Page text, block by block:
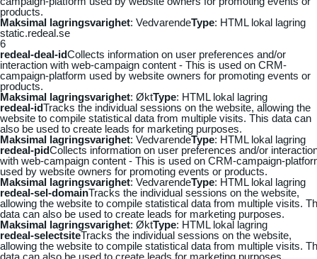
products.
Maksimal lagringsvarighet: VedvarendeType: HTML lokal lagring
static.redeal.se
6
redeal-deal-idCollects information on user preferences and/or
interaction with web-campaign content - This is used on CRM-
campaign-platform used by website owners for promoting events or
products.
Maksimal lagringsvarighet: ØktType: HTML lokal lagring
redeal-idTracks the individual sessions on the website, allowing the
website to compile statistical data from multiple visits. This data can
also be used to create leads for marketing purposes.
Maksimal lagringsvarighet: VedvarendeType: HTML lokal lagring
redeal-pidCollects information on user preferences and/or
with web-campaign content - This is used on CRM-campaign-
used by website owners for promoting events or products.
Maksimal lagringsvarighet: VedvarendeType: HTML lokal lagring
redeal-sel-domainTracks the individual sessions on the website,
allowing the website to compile statistical data from multiple visits.
data can also be used to create leads for marketing purposes.
Maksimal lagringsvarighet: ØktType: HTML lokal lagring
redeal-selectsiteTracks the individual sessions on the website,
allowing the website to compile statistical data from multiple visits.
data can also be used to create leads for marketing purposes.